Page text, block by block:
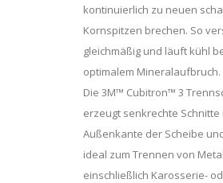
kontinuierlich zu neuen
Kornspitzen brechen. So
gleichmäßig und läuft kühl
optimalem Mineralaufbruch.
Die 3M™ Cubitron™ 3
erzeugt senkrechte Schnitte
Außenkante der Scheibe
ideal zum Trennen von
einschließlich Karosserie-